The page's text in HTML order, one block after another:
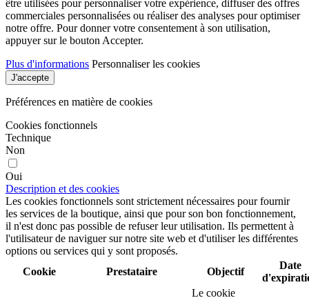
être utilisées pour personnaliser votre expérience, diffuser des offres
commerciales personnalisées ou réaliser des analyses pour optimiser
notre offre. Pour donner votre consentement à son utilisation,
appuyer sur le bouton Accepter.
Plus d'informations Personnaliser les cookies
J'accepte
Préférences en matière de cookies
Cookies fonctionnels
Technique
Non
Oui
Description et des cookies
Les cookies fonctionnels sont strictement nécessaires pour fournir
les services de la boutique, ainsi que pour son bon fonctionnement,
il n'est donc pas possible de refuser leur utilisation. Ils permettent à
l'utilisateur de naviguer sur notre site web et d'utiliser les différentes
options ou services qui y sont proposés.
Cookie
Prestataire Objectif
Date
Le cookie